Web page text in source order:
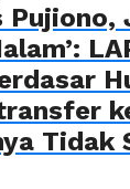
Pujiono,
Tidak